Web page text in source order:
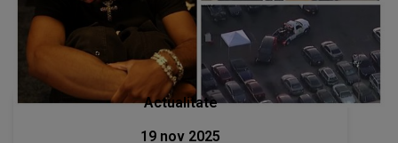
Actualitate
19 nov 2025